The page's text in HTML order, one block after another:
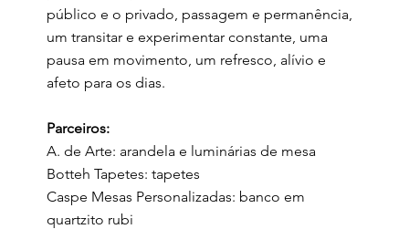
público e o privado, passagem e permanência,
um transitar e experimentar constante, uma
pausa em movimento, um refresco, alívio e
afeto para os dias.
Parceiros:
A. de Arte: arandela e luminárias de mesa
Botteh Tapetes: tapetes
Caspe Mesas Personalizadas: banco em
quartzito rubi